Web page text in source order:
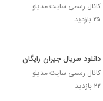
چراغی در مه به کارگردانی پناه بر
بیتا
کانال رسمی سایت مدیلو
۲۵ بازدید
دانلود سریال جیران رایگان
کانال رسمی سایت مدیلو
۲۲ بازدید